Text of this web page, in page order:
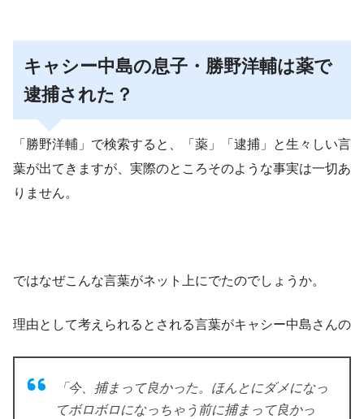
キャシー中島の息子・勝野洋輔は薬で
逮捕された？
「勝野洋輔」で検索すると、 「薬」「逮捕」
と生々しい言
葉が出てきますが、実際のところそのような事実は一切あ
りません。
ではなぜこんな言葉がネット上にでたのでしょうか。
理由として考えられるとされる言葉がキャシー中島さんの
「今、捕まって良かった。ほんとにダメになっ
てボロボロになっちゃう前に捕まって良かっ